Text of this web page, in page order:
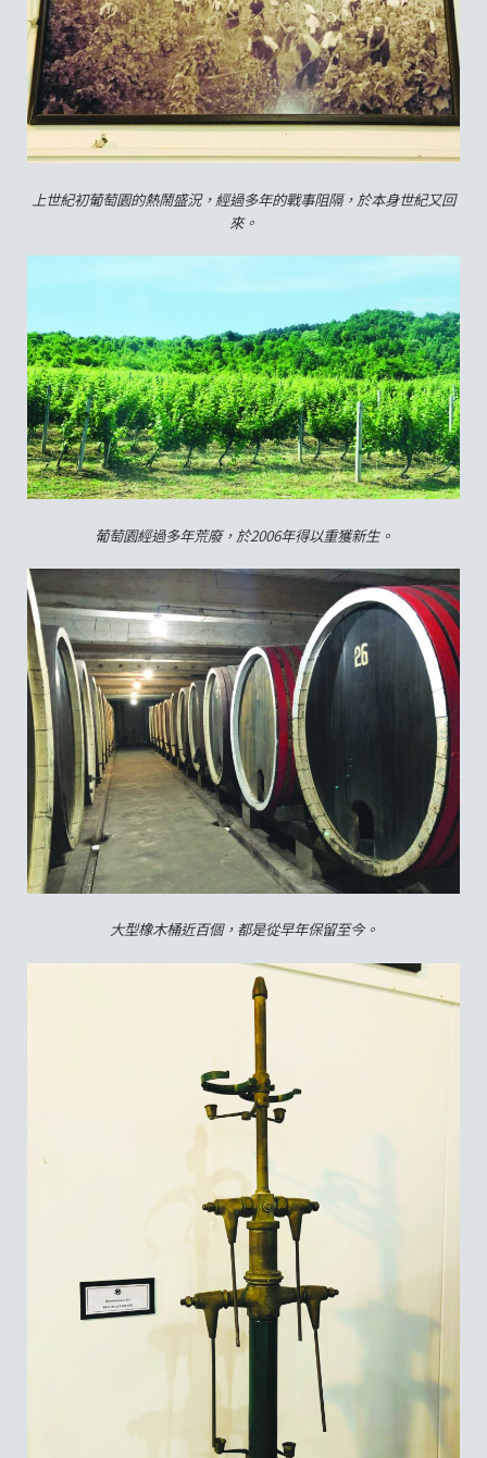
上世紀初葡萄園的熱鬧盛況，經過多年的戰事阻隔，於本身世紀又回
來。
葡萄園經過多年荒廢，於2006年得以重獲新生。
大型橡木桶近百個，都是從早年保留至今。